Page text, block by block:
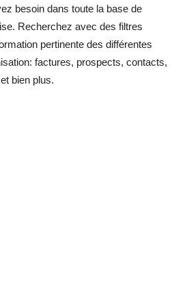
besoin dans toute la base de
Recherchez avec des filtres
pertinente des différentes
factures, prospects, contacts,
bien plus.